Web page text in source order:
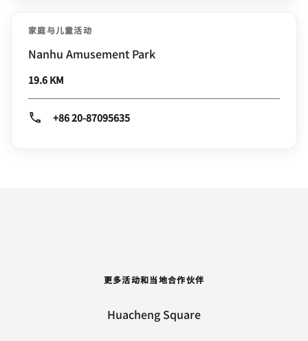
家庭与儿童活动
Nanhu Amusement Park
19.6 KM
+86 20-87095635
更多活动和当地合作伙伴
Huacheng Square